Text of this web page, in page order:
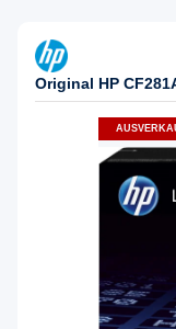
Original HP